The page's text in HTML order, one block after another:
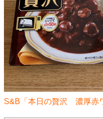
S&B「本日の贅沢 濃厚赤